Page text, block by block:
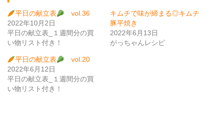
平日の献立表
vol.36
2022年10月2日
平日の献立表_１週間分の買
い物リスト付き！
キムチで味が締まる◎キムチ
豚平焼き
2022年6月13日
がっちゃんレシピ
平日の献立表
vol.20
2022年6月12日
平日の献立表_１週間分の買
い物リスト付き！